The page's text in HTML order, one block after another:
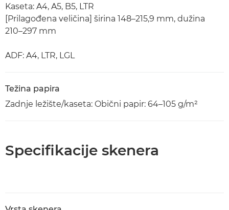
Kaseta: A4, A5, B5, LTR
[Prilagođena veličina] širina 148–215,9 mm, dužina
210–297 mm
ADF: A4, LTR, LGL
Težina papira
Zadnje ležište/kaseta: Obični papir: 64–105 g/m²
Specifikacije skenera